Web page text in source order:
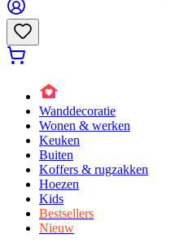
Wanddecoratie
Wonen & werken
Keuken
Buiten
Koffers & rugzakken
Hoezen
Kids
Bestsellers
Nieuw